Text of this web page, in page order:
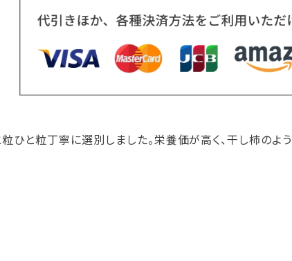
ひと粒丁寧に選別しました。栄養価が高く、干し柿のよ